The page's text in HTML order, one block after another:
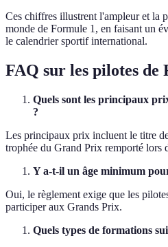
Ces chiffres illustrent l'ampleur et la
monde de Formule 1, en faisant un
le calendrier sportif international.
FAQ sur les pilotes de
Quels sont les principaux
?
Les principaux prix incluent le titre
trophée du Grand Prix remporté lors
Y a-t-il un âge minimum
Oui, le règlement exige que les
participer aux Grands Prix.
Quels types de formations